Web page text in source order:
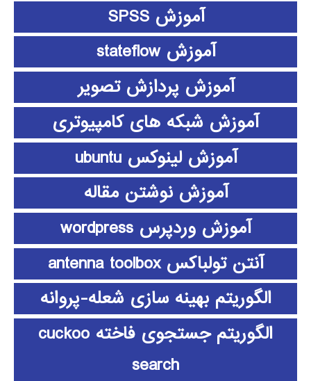
آموزش SPSS
آموزش stateflow
آموزش پردازش تصویر
آموزش شبکه های کامپیوتری
آموزش لینوکس ubuntu
آموزش نوشتن مقاله
آموزش وردپرس wordpress
آنتن تولباکس antenna toolbox
الگوریتم بهینه سازی شعله-پروانه
الگوریتم جستجوی فاخته cuckoo
search